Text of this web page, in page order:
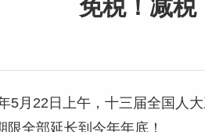
免税！减税
5月22日上午，十三届全国人
限全部延长到今年年底！